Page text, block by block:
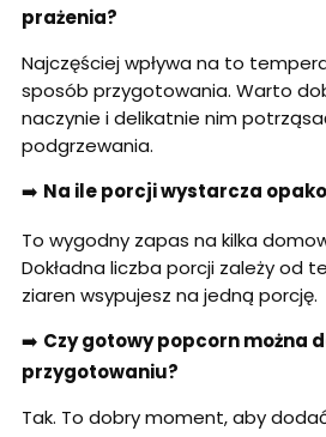
prażenia?
Najczęściej wpływa na to
sposób przygotowania. Warto
naczynie i delikatnie nim
podgrzewania.
➡️ Na ile porcji wystarcza
To wygodny zapas na kilka
Dokładna liczba porcji zależy od
ziaren wsypujesz na jedną porcję.
➡️ Czy gotowy popcorn można
przygotowaniu?
Tak. To dobry moment, aby